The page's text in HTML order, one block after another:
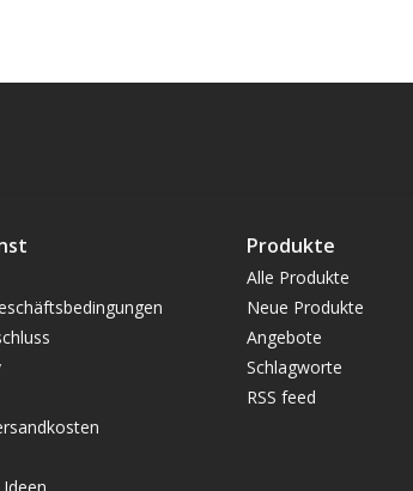
Produkte
Alle Produkte
Neue Produkte
Angebote
Schlagworte
RSS feed